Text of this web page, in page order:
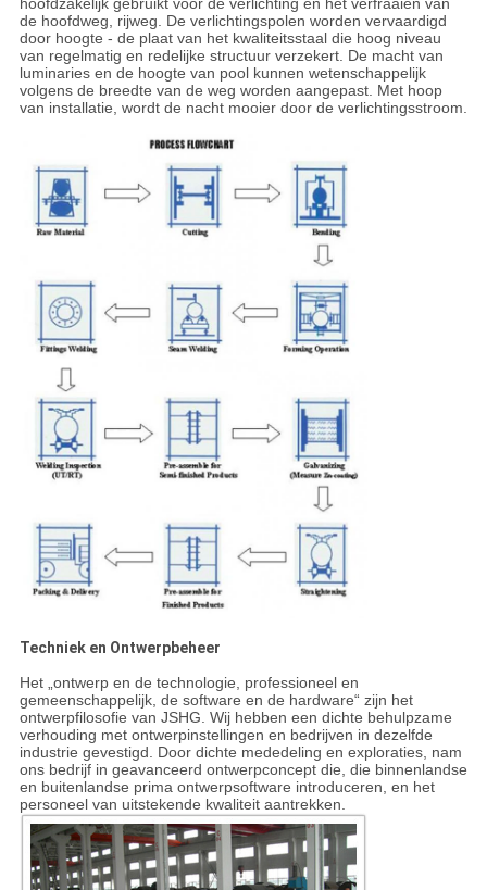
hoofdzakelijk gebruikt voor de verlichting en het verfraaien van
de hoofdweg, rijweg. De verlichtingspolen worden vervaardigd
door hoogte - de plaat van het kwaliteitsstaal die hoog niveau
van regelmatig en redelijke structuur verzekert. De macht van
luminaries en de hoogte van pool kunnen wetenschappelijk
volgens de breedte van de weg worden aangepast. Met hoop
van installatie, wordt de nacht mooier door de verlichtingsstroom.
Techniek en Ontwerpbeheer
Het „ontwerp en de technologie, professioneel en
gemeenschappelijk, de software en de hardware“ zijn het
ontwerpfilosofie van JSHG. Wij hebben een dichte behulpzame
verhouding met ontwerpinstellingen en bedrijven in dezelfde
industrie gevestigd. Door dichte mededeling en exploraties, nam
ons bedrijf in geavanceerd ontwerpconcept die, die binnenlandse
en buitenlandse prima ontwerpsoftware introduceren, en het
personeel van uitstekende kwaliteit aantrekken.